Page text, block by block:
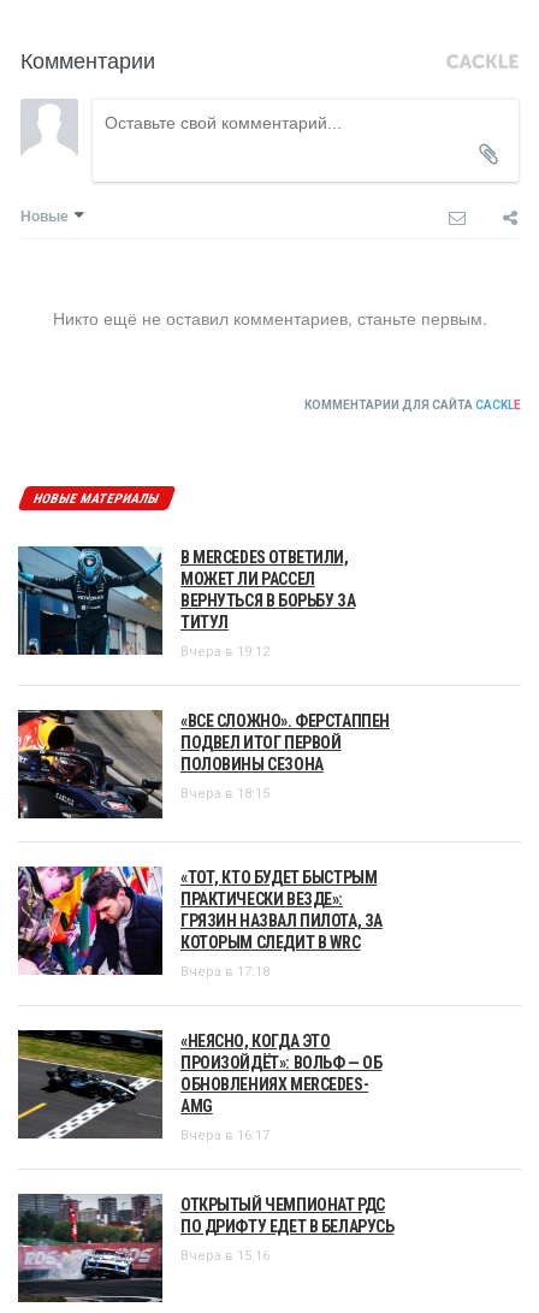
Комментарии
Новые
Никто ещё не оставил комментариев, станьте первым.
КОММЕНТАРИИ ДЛЯ САЙТА CACKLE
НОВЫЕ МАТЕРИАЛЫ
В MERCEDES ОТВЕТИЛИ,
МОЖЕТ ЛИ РАССЕЛ
ВЕРНУТЬСЯ В БОРЬБУ ЗА
ТИТУЛ
Вчера в 19:12
«ВСЕ СЛОЖНО». ФЕРСТАППЕН
ПОДВЕЛ ИТОГ ПЕРВОЙ
ПОЛОВИНЫ СЕЗОНА
Вчера в 18:15
«ТОТ, КТО БУДЕТ БЫСТРЫМ
ПРАКТИЧЕСКИ ВЕЗДЕ»:
ГРЯЗИН НАЗВАЛ ПИЛОТА, ЗА
КОТОРЫМ СЛЕДИТ В WRC
Вчера в 17:18
«НЕЯСНО, КОГДА ЭТО
ПРОИЗОЙДЁТ»: ВОЛЬФ — ОБ
ОБНОВЛЕНИЯХ MERCEDES-
AMG
Вчера в 16:17
ОТКРЫТЫЙ ЧЕМПИОНАТ РДС
ПО ДРИФТУ ЕДЕТ В БЕЛАРУСЬ
Вчера в 15:16